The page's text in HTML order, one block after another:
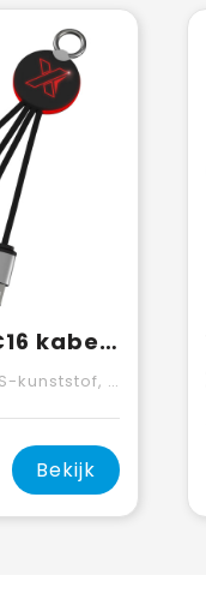
SCX.design C16 kabel met oplichtende ring
PET-kunststof, Metaal
Bekijk